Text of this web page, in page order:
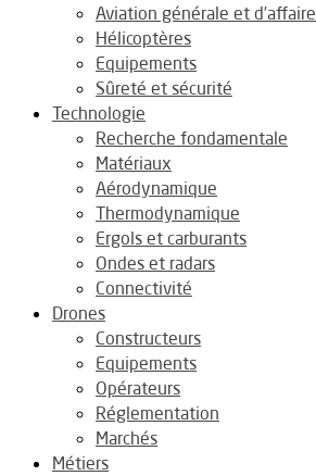
Aviation générale et d’affaire
Hélicoptères
Equipements
Sûreté et sécurité
Technologie
Recherche fondamentale
Matériaux
Aérodynamique
Thermodynamique
Ergols et carburants
Ondes et radars
Connectivité
Drones
Constructeurs
Equipements
Opérateurs
Réglementation
Marchés
Métiers